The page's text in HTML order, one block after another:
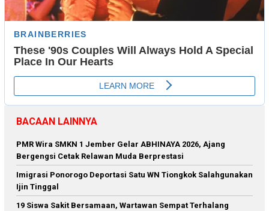
BACAAN LAINNYA
PMR Wira SMKN 1 Jember Gelar ABHINAYA 2026, Ajang
Bergengsi Cetak Relawan Muda Berprestasi
Imigrasi Ponorogo Deportasi Satu WN Tiongkok Salahgunakan
Ijin Tinggal
19 Siswa Sakit Bersamaan, Wartawan Sempat Terhalang